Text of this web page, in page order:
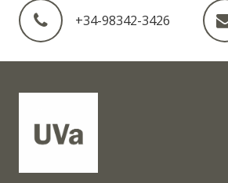
+34-98342-3426